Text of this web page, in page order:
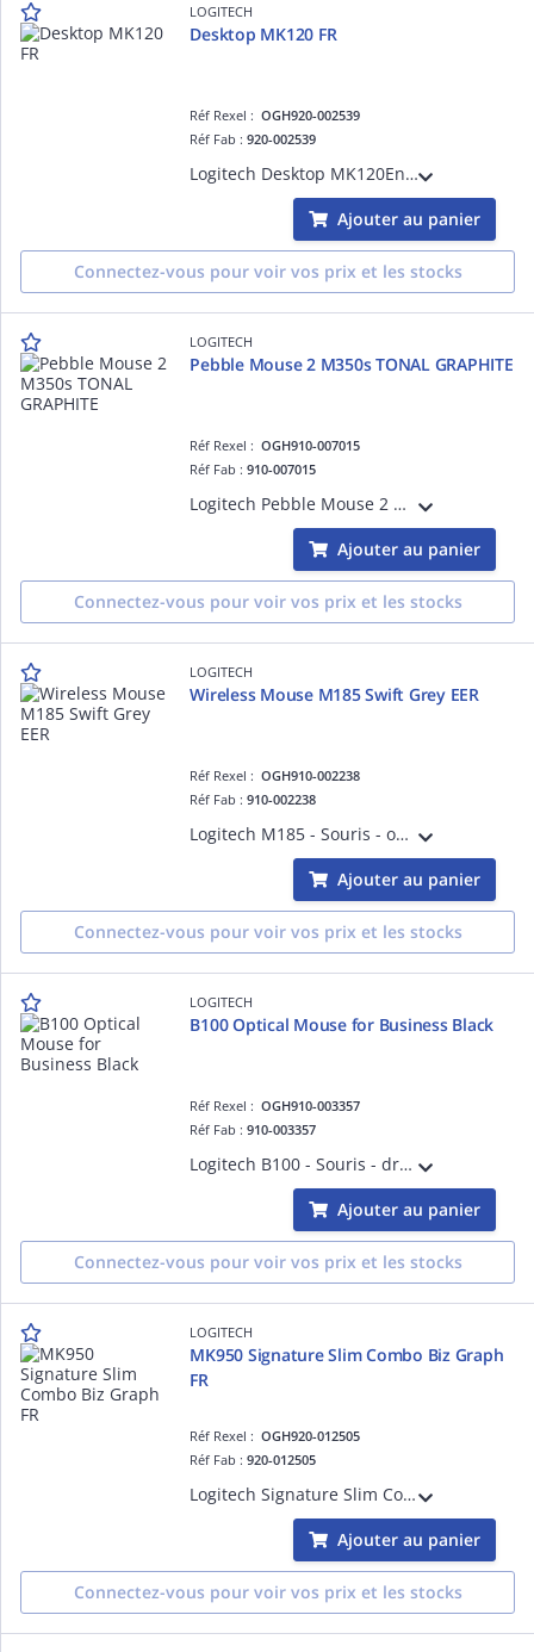
LOGITECH
Desktop MK120 FR
Réf Rexel :OGH920-002539
Réf Fab :920-002539
Logitech Desktop MK120Ensemble filaire clavier et sourisUSBFrançais
Ajouter au panier
Connectez-vous pour voir vos prix et les stocks
LOGITECH
Pebble Mouse 2 M350s TONAL GRAPHITE
Réf Rexel :OGH910-007015
Réf Fab :910-007015
Logitech Pebble Mouse 2 M350s - Souris - optique - 3 boutons - sans fil - Bluetooth 5.2 LE - graphite ton sur ton
Ajouter au panier
Connectez-vous pour voir vos prix et les stocks
LOGITECH
Wireless Mouse M185 Swift Grey EER
Réf Rexel :OGH910-002238
Réf Fab :910-002238
Logitech M185 - Souris - optique - sans fil - 2.4 GHz - récepteur sans fil USB - gris
Ajouter au panier
Connectez-vous pour voir vos prix et les stocks
LOGITECH
B100 Optical Mouse for Business Black
Réf Rexel :OGH910-003357
Réf Fab :910-003357
Logitech B100 - Souris - droitiers et gauchers - optique - 3 boutons - filaire - USB - noir
Ajouter au panier
Connectez-vous pour voir vos prix et les stocks
LOGITECH
MK950 Signature Slim Combo Biz Graph
FR
Réf Rexel :OGH920-012505
Réf Fab :920-012505
Logitech Signature Slim Combo MK950 for Business - Ensemble clavier et souris - 100% - full size - sans fil - Bluetooth 5.1 LE - AZERTY - Français - graphite
Ajouter au panier
Connectez-vous pour voir vos prix et les stocks